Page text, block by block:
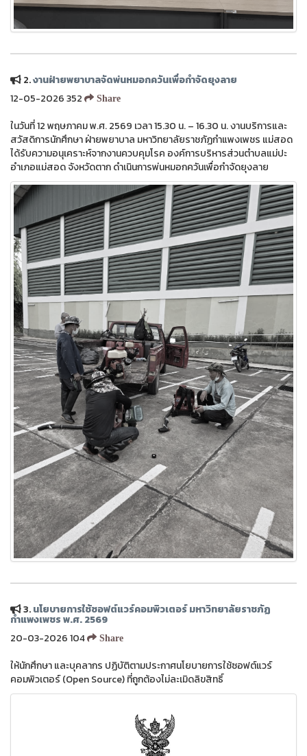
2.งานฝ่ายพยาบาลจัดพ่นหมอกควันเพื่อกำจัดยุงลาย
12-05-2026 352
Share
ในวันที่ 12 พฤษภาคม พ.ศ. 2569 เวลา 15.30 น. – 16.30 น. งานบริการและ
สวัสดิการนักศึกษา ฝ่ายพยาบาล มหาวิทยาลัยราชภัฏกำแพงเพชร แม่สอด
ได้รับความอนุเคราะห์จากงานควบคุมโรค องค์การบริหารส่วนตำบลแม่ปะ
อำเภอแม่สอด จังหวัดตาก ดำเนินการพ่นหมอกควันเพื่อกำจัดยุงลาย
3.นโยบายการใช้ซอฟต์แวร์คอมพิวเตอร์ มหาวิทยาลัยราชภัฏ
กำแพงเพชร พ.ศ. 2569
20-03-2026 104
Share
ให้นักศึกษา และบุคลากร ปฏิบัติตามประกาศนโยบายการใช้ซอฟต์แวร์
คอมพิวเตอร์ (Open Source) ที่ถูกต้องไม่ละเมิดลิขสิทธิ์